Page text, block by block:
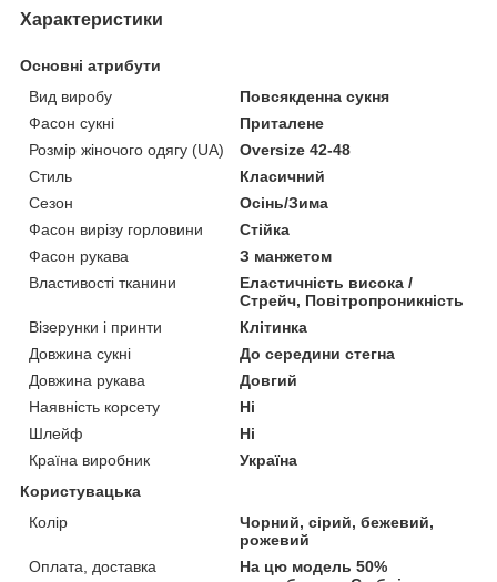
Характеристики
Основні атрибути
Вид виробу
Повсякденна сукня
Фасон сукні
Приталене
Розмір жіночого одягу (UA)
Oversize 42-48
Стиль
Класичний
Сезон
Осінь/Зима
Фасон вирізу горловини
Стійка
Фасон рукава
З манжетом
Властивості тканини
Еластичність висока /
Стрейч, Повітропроникність
Візерунки і принти
Клітинка
Довжина сукні
До середини стегна
Довжина рукава
Довгий
Наявність корсету
Ні
Шлейф
Ні
Країна виробник
Україна
Користувацька
Колір
Чорний, сірий, бежевий,
рожевий
Оплата, доставка
На цю модель 50%